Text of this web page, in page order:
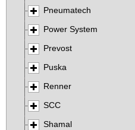
Pneumatech
Power System
Prevost
Puska
Renner
SCC
Shamal